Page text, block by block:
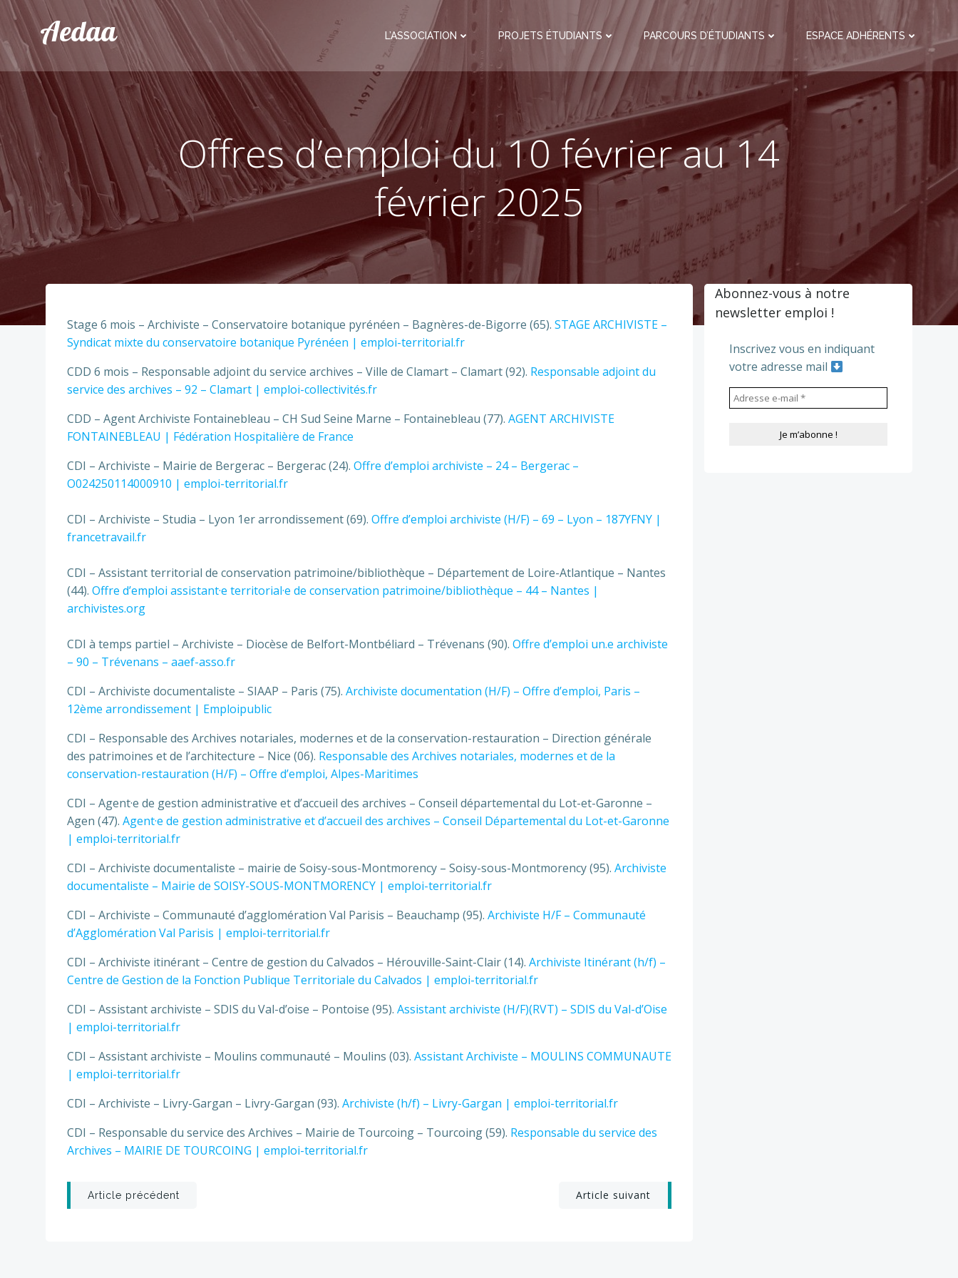
Aller
contenuAedaa L’ASSOCIATION PROJETS ÉTUDIANTS PARCOURS D’ÉTUDIANTS ESPACE ADHÉRENTS
Offres d’emploi du 10 février au 14
février 2025
Stage 6 mois – Archiviste – Conservatoire botanique pyrénéen – Bagnères-de-Bigorre (65). STAGE ARCHIVISTE –
Syndicat mixte du conservatoire botanique Pyrénéen | emploi-territorial.fr
CDD 6 mois – Responsable adjoint du service archives – Ville de Clamart – Clamart (92). Responsable adjoint du
service des archives – 92 – Clamart | emploi-collectivités.fr
CDD – Agent Archiviste Fontainebleau – CH Sud Seine Marne – Fontainebleau (77). AGENT ARCHIVISTE
FONTAINEBLEAU | Fédération Hospitalière de France
CDI – Archiviste – Mairie de Bergerac – Bergerac (24). Offre d’emploi archiviste – 24 – Bergerac –
O024250114000910 | emploi-territorial.fr
CDI – Archiviste – Studia – Lyon 1er arrondissement (69). Offre d’emploi archiviste (H/F) – 69 – Lyon – 187YFNY |
francetravail.fr
CDI – Assistant territorial de conservation patrimoine/bibliothèque – Département de Loire-Atlantique – Nantes
(44). Offre d’emploi assistant·e territorial·e de conservation patrimoine/bibliothèque – 44 – Nantes |
archivistes.org
CDI à temps partiel – Archiviste – Diocèse de Belfort-Montbéliard – Trévenans (90). Offre d’emploi un.e archiviste
– 90 – Trévenans – aaef-asso.fr
CDI – Archiviste documentaliste – SIAAP – Paris (75). Archiviste documentation (H/F) – Offre d’emploi, Paris –
12ème arrondissement | Emploipublic
CDI – Responsable des Archives notariales, modernes et de la conservation-restauration – Direction générale
des patrimoines et de l’architecture – Nice (06). Responsable des Archives notariales, modernes et de la
conservation-restauration (H/F) – Offre d’emploi, Alpes-Maritimes
CDI – Agent·e de gestion administrative et d’accueil des archives – Conseil départemental du Lot-et-Garonne –
Agen (47). Agent·e de gestion administrative et d’accueil des archives – Conseil Départemental du Lot-et-Garonne
| emploi-territorial.fr
CDI – Archiviste documentaliste – mairie de Soisy-sous-Montmorency – Soisy-sous-Montmorency (95). Archiviste
documentaliste – Mairie de SOISY-SOUS-MONTMORENCY | emploi-territorial.fr
CDI – Archiviste – Communauté d’agglomération Val Parisis – Beauchamp (95). Archiviste H/F – Communauté
d’Agglomération Val Parisis | emploi-territorial.fr
CDI – Archiviste itinérant – Centre de gestion du Calvados – Hérouville-Saint-Clair (14). Archiviste Itinérant (h/f) –
Centre de Gestion de la Fonction Publique Territoriale du Calvados | emploi-territorial.fr
CDI – Assistant archiviste – SDIS du Val-d’oise – Pontoise (95). Assistant archiviste (H/F)(RVT) – SDIS du Val-d’Oise
| emploi-territorial.fr
CDI – Assistant archiviste – Moulins communauté – Moulins (03). Assistant Archiviste – MOULINS COMMUNAUTE
| emploi-territorial.fr
CDI – Archiviste – Livry-Gargan – Livry-Gargan (93). Archiviste (h/f) – Livry-Gargan | emploi-territorial.fr
CDI – Responsable du service des Archives – Mairie de Tourcoing – Tourcoing (59). Responsable du service des
Archives – MAIRIE DE TOURCOING | emploi-territorial.fr
Post
Article précédent Article suivant
Abonnez-vous à notre
newsletter emploi !
Inscrivez vous en indiquant
votre adresse mail